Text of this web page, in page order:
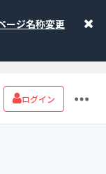
ージ名称変更
ログイン